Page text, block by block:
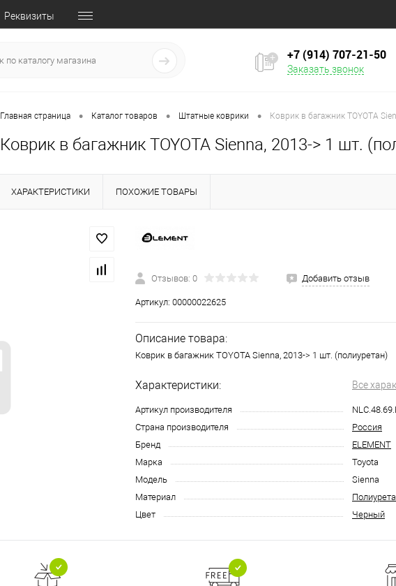
Реквизиты
+7 (914) 707‒21‒50
Заказать звонок
Главная страница • Каталог товаров • Штатные коврики • Коврик в багажник TOYOTA
Коврик в багажник TOYOTA Sienna, 2013-> 1 шт.
ХАРАКТЕРИСТИКИ ПОХОЖИЕ ТОВАРЫ
Отзывов: 0 Добавить отзыв
Артикул: 00000022625
Описание товара:
Коврик в багажник TOYOTA Sienna, 2013-> 1 шт. (полиуретан)
Характеристики: Все
Артикул производителя
Страна производителя
Россия
Бренд
ELEMENT
Марка
Toyota
Модель
Sienna
Материал
Цвет
Черный